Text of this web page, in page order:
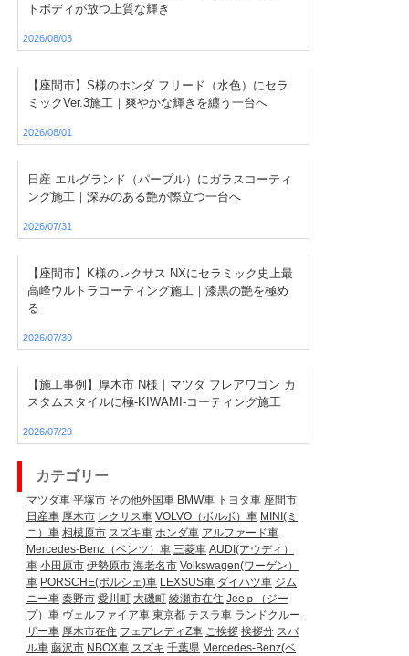
トボディが放つ上質な輝き
2026/08/03
【座間市】S様のホンダ フリード（水色）にセラ
ミックVer.3施工｜爽やかな輝きを纏う一台へ
2026/08/01
日産 エルグランド（パープル）にガラスコーティ
ング施工｜深みのある艶が際立つ一台へ
2026/07/31
【座間市】K様のレクサス NXにセラミック史上最
高峰ウルトラコーティング施工｜漆黒の艶を極め
る
2026/07/30
【施工事例】厚木市 N様｜マツダ フレアワゴン カ
スタムスタイルに極-KIWAMI-コーティング施工
2026/07/29
カテゴリー
マツダ車 平塚市 その他外国車 BMW車 トヨタ車 座間市
日産車 厚木市 レクサス車 VOLVO（ボルボ）車 MINI(ミ
ニ）車 相模原市 スズキ車 ホンダ車 アルファード車
Mercedes-Benz（ベンツ）車 三菱車 AUDI(アウディ）
車 小田原市 伊勢原市 海老名市 Volkswagen(ワーゲン）
車 PORSCHE(ポルシェ)車 LEXSUS車 ダイハツ車 ジム
ニー車 秦野市 愛川町 大磯町 綾瀬市在住 Jeeｐ（ジー
プ）車 ヴェルファイア車 東京都 テスラ車 ランドクルー
ザー車 厚木市在住 フェアレディZ車 ご挨拶 挨拶分 スバ
ル車 藤沢市 NBOX車 スズキ 千葉県 Mercedes-Benz(ベ